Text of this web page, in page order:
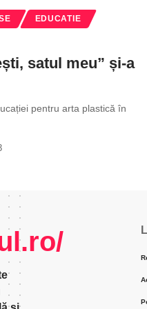
EDUCATIE
satul meu” și-a
pentru arta plastică în